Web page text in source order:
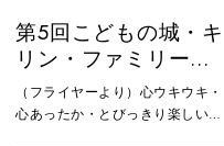
第5回こどもの城・キ
リン・ファミリーオ
ペレッタ「トンガリ
ぼうしの魔法使い 忍
（フライヤーより）心ウキウキ・
心あったか・とびっきり楽しいエ